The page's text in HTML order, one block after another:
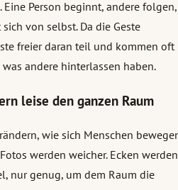
Person beginnt, andere folgen,
von selbst. Da die Geste
freier daran teil und kommen oft
andere hinterlassen haben.
leise den ganzen Raum
wie sich Menschen
werden weicher. Ecken werden
nur genug, um dem Raum die